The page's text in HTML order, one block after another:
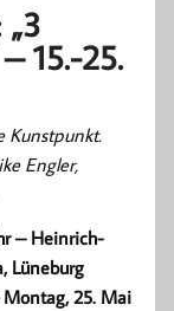
15.-25.
Kunstpunkt.
Engler,
– Heinrich-
Lüneburg
25. Mai